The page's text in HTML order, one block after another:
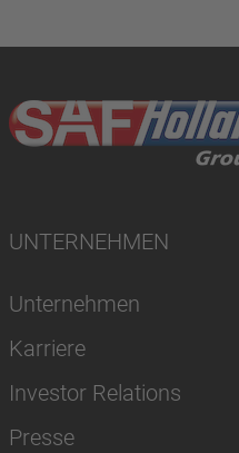
UNTERNEHMEN
Unternehmen
Karriere
Investor Relations
Presse